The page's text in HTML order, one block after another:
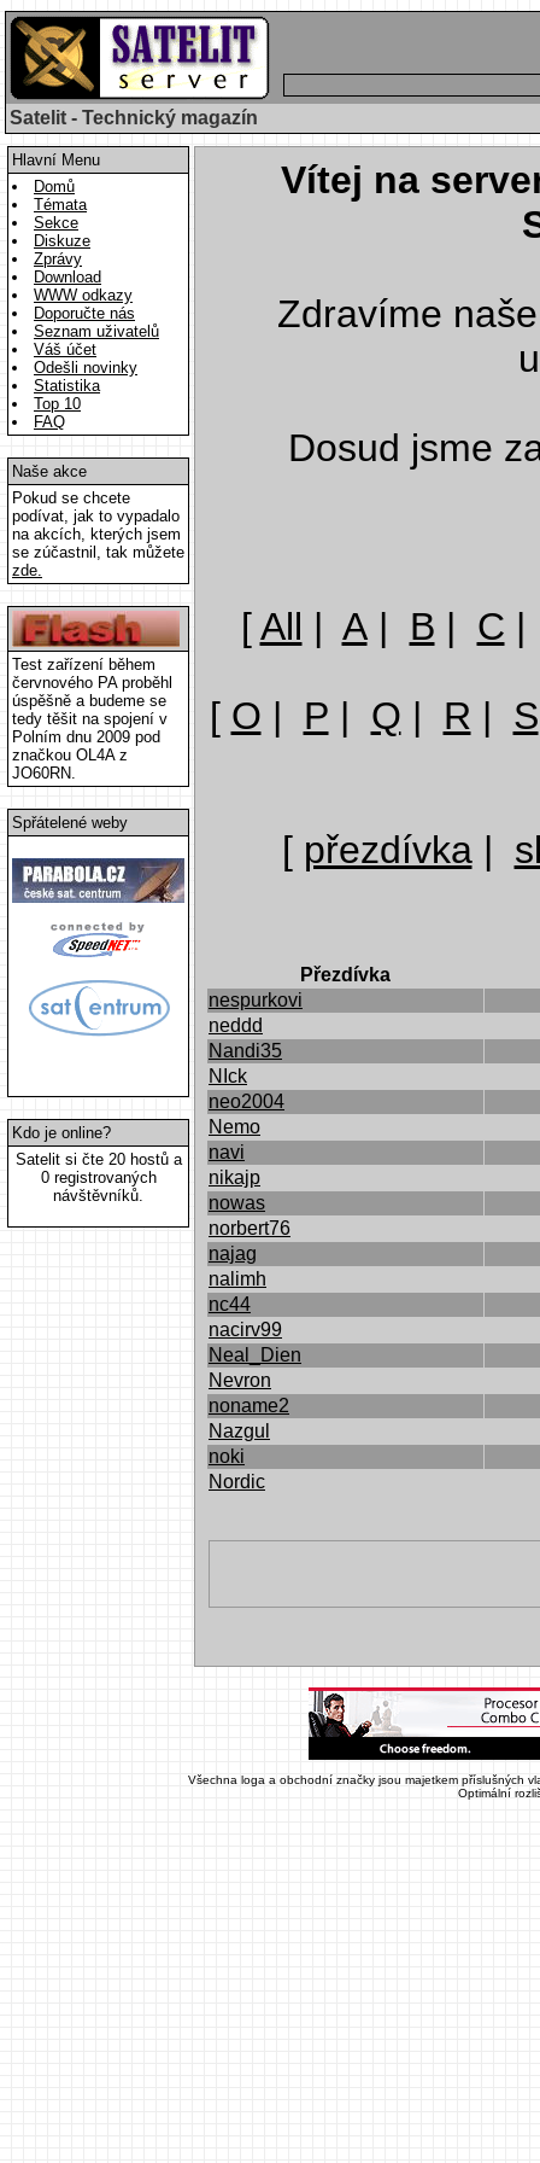
Satelit - Technický magazín
Hlavní Menu
Domů
Témata
Sekce
Diskuze
Zprávy
Download
WWW odkazy
Doporučte nás
Seznam uživatelů
Váš účet
Odešli novinky
Statistika
Top 10
FAQ
Naše akce
Pokud se chcete
podívat, jak to vypadalo
na akcích, kterých jsem
se zúčastnil, tak můžete
zde.
Test zařízení během
červnového PA proběhl
úspěšně a budeme se
tedy těšit na spojení v
Polním dnu 2009 pod
značkou OL4A z
JO60RN.
Spřátelené weby
Kdo je online?
Satelit si čte 20 hostů a
0 registrovaných
návštěvníků.
Vítej na
Zdravíme
Dosud jsme
[All | A| B | C
[ O | P | Q | R | S
[ přezdívka|
Přezdívka
nespurkovi
neddd
Nandi35
NIck
neo2004
Nemo
navi
nikajp
nowas
norbert76
najag
nalimh
nc44
nacirv99
Neal_Dien
Nevron
noname2
Nazgul
noki
Nordic
Všechna loga a obchodní značky jsou majetkem příslušných
Optimální